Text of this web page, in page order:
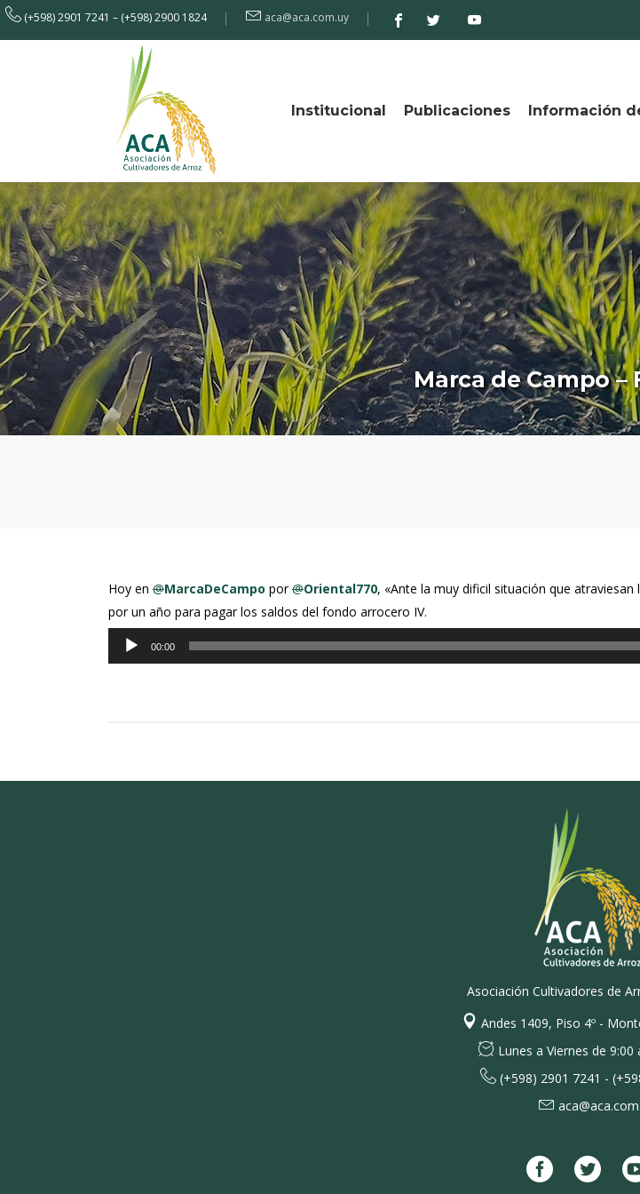
(+598) 2901 7241 – (+598) 2900 1824 aca@aca.com.uy
Institucional Publicaciones Información
Hoy en @MarcaDeCampo por@Oriental770, «Ante la muy dificil situación que
por un año para pagar los saldos del fondo arrocero IV.
Reproductor
de
00:00
Asociación Cultivadores de
Andes 1409, Piso 4º -
Lunes a Viernes de 9:00
(+598) 2901 7241 -